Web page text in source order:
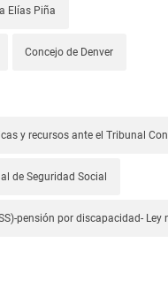
Elías Piña
Concejo de Denver
y recursos ante el Tribunal
de Seguridad Social
pensión por discapacidad- Ley